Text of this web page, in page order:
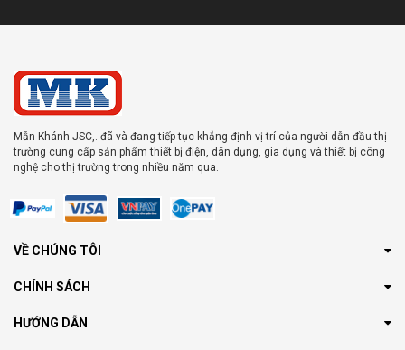
Mẫn Khánh JSC,. đã và đang tiếp tục khẳng định vị trí của người dẫn đầu thị
trường cung cấp sản phẩm thiết bị điện, dân dụng, gia dụng và thiết bị công
nghệ cho thị trường trong nhiều năm qua.
VỀ CHÚNG TÔI
CHÍNH SÁCH
HƯỚNG DẪN